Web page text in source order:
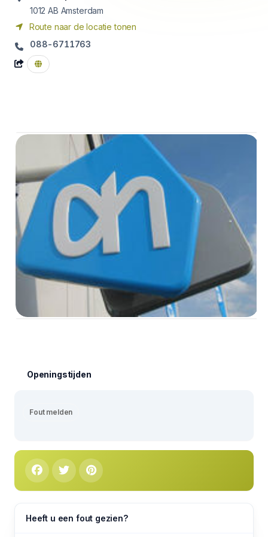
1012 AB Amsterdam
Route naar de locatie tonen
088-6711763
Openingstijden
Fout melden
Heeft u een fout gezien?